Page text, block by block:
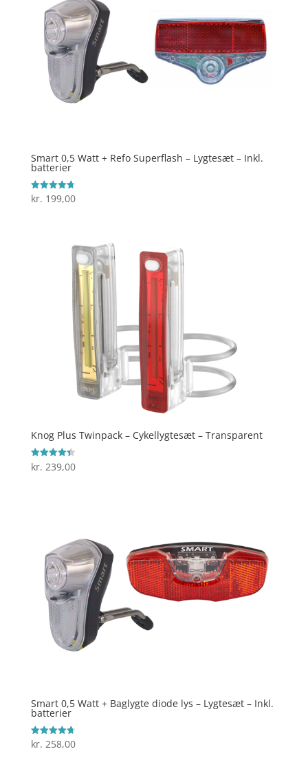
Smart 0,5 Watt + Refo Superflash – Lygtesæt – Inkl.
batterier
Vurderet
4.7
kr. 199,00
Knog Plus Twinpack – Cykellygtesæt – Transparent
Vurderet
4.4
kr. 239,00
Smart 0,5 Watt + Baglygte diode lys – Lygtesæt – Inkl.
batterier
Vurderet
4.7
kr. 258,00